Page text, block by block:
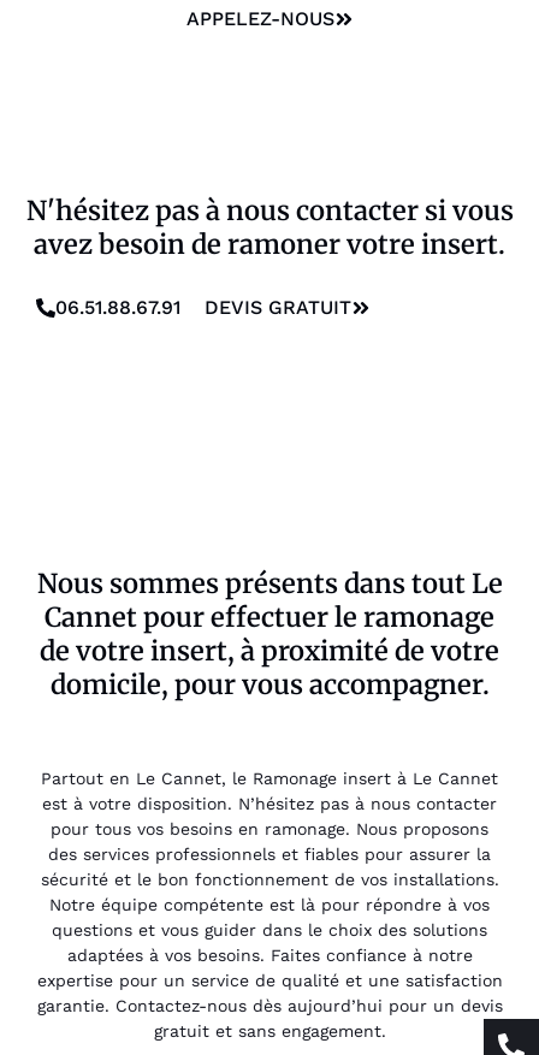
APPELEZ-NOUS
N'hésitez pas à nous contacter si vous
avez besoin de ramoner votre insert.
06.51.88.67.91 DEVIS GRATUIT
Nous sommes présents dans tout Le
Cannet pour effectuer le ramonage
de votre insert, à proximité de votre
domicile, pour vous accompagner.
Partout en Le Cannet, le Ramonage insert à Le Cannet
est à votre disposition. N’hésitez pas à nous contacter
pour tous vos besoins en ramonage. Nous proposons
des services professionnels et fiables pour assurer la
sécurité et le bon fonctionnement de vos installations.
Notre équipe compétente est là pour répondre à vos
questions et vous guider dans le choix des solutions
adaptées à vos besoins. Faites confiance à notre
expertise pour un service de qualité et une satisfaction
garantie. Contactez-nous dès aujourd’hui pour un devis
gratuit et sans engagement.